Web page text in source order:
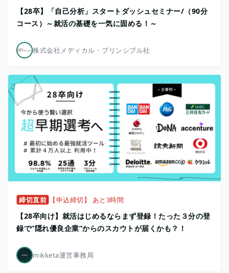
【28卒】「自己分析」スタートダッシュセミナー/（90分
コース）～就活の基礎を一気に固める！～
株式会社メディカル・プリンシプル社
締切直前 【申込締切】 あと3時間
【28卒向け】就活はじめるならまず登録！たった３分の登
録で”隠れ優良企業”からのスカウトが届くかも？！
mikketa運営事務局